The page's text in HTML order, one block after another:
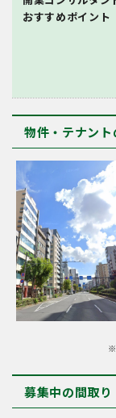
おすすめポイント
物件・テナント
※
募集中の間取り